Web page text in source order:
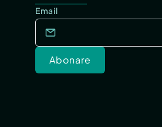
Email
Abonare